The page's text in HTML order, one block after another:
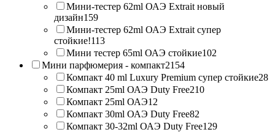
Мини-тестер 62ml ОАЭ Extrait новый
дизайн159
Мини-тестер 62ml ОАЭ Extrait супер
стойкие!113
Мини тестер 65ml ОАЭ стойкие102
Мини парфюмерия - компакт2154
Компакт 40 ml Luxury Premium супер стойкие28
Компакт 25ml ОАЭ Duty Free210
Компакт 25ml ОАЭ12
Компакт 30ml ОАЭ Duty Free82
Компакт 30-32ml ОАЭ Duty Free129